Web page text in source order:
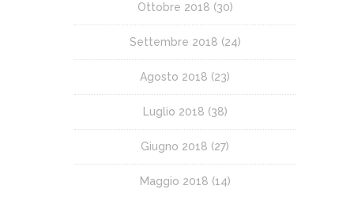
Ottobre 2018 (30)
Settembre 2018 (24)
Agosto 2018 (23)
Luglio 2018 (38)
Giugno 2018 (27)
Maggio 2018 (14)